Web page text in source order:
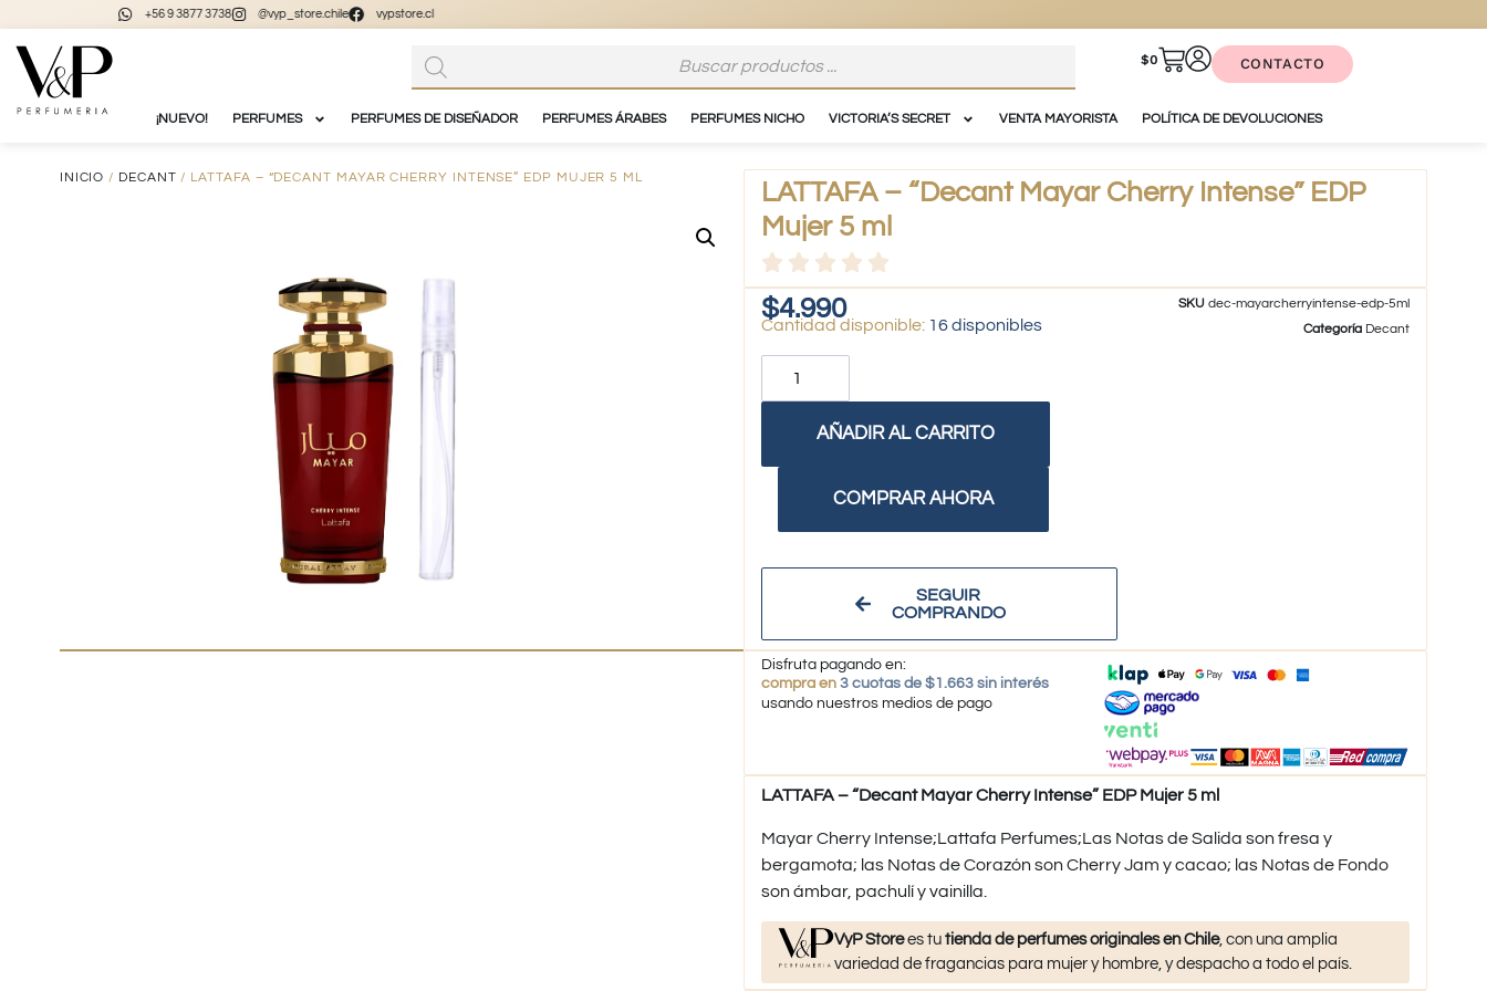
+56 9 3877 3738 @vyp_store.chile vypstore.cl
$0 CONTACTO
¡NUEVO! PERFUMES PERFUMES DE DISEÑADOR PERFUMES ÁRABES PERFUMES NICHO VICTORIA’S SECRET VENTA MAYORISTA POLÍTICA DE DEVOLUCIONES
INICIO / DECANT / LATTAFA – “DECANT MAYAR CHERRY INTENSE” EDP MUJER 5 ML
LATTAFA – “Decant Mayar Cherry Intense” EDP
Mujer 5 ml
$4.990
16 disponibles
AÑADIR AL CARRITO
COMPRAR AHORA
SEGUIR
COMPRANDO
SKUdec-mayarcherryintense-edp-5ml
Categoría Decant
Disfruta pagando en:
compra en 3 cuotas de $1.663 sin interés
usando nuestros medios de pago
LATTAFA – “Decant Mayar Cherry Intense” EDP Mujer 5 ml
Mayar Cherry Intense;Lattafa Perfumes;Las Notas de Salida son fresa y
bergamota; las Notas de Corazón son Cherry Jam y cacao; las Notas de Fondo
son ámbar, pachulí y vainilla.
VyP Storees tutienda de perfumes originales en Chile, con una amplia
variedad de fragancias para mujer y hombre, y despacho a todo el país.